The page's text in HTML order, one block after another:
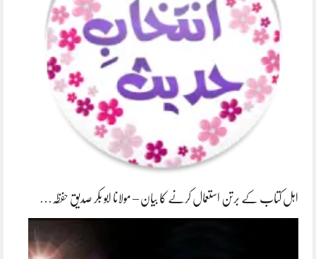
اہل کتاب کے برتن استعمال کرنے کا بیان – مولانا ابو بکر صدیق حفظہ…